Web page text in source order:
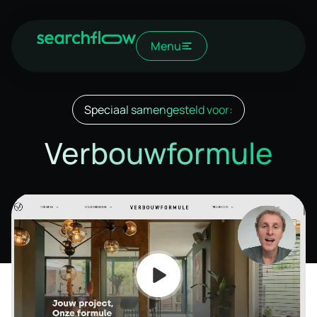
Menu
Speciaal samengesteld voor:
Verbouwformule